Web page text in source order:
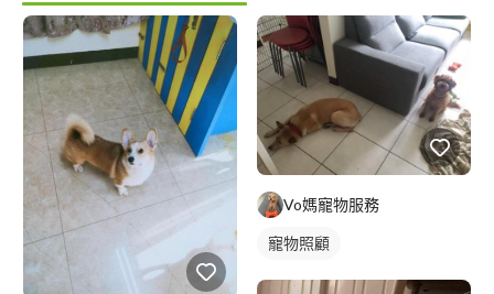
Vo媽寵物服務
寵物照顧